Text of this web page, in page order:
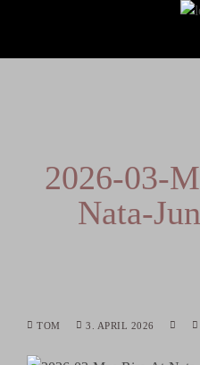
2026-03-
Nata-
TOM 3. APRIL 2026